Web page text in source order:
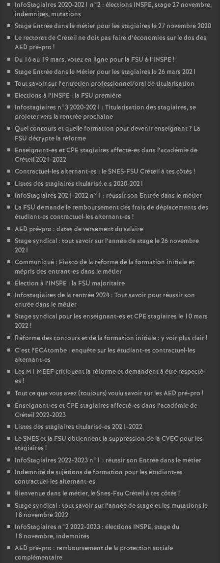
InfoStagiaires 2020-2021 n°2 : élections INSPE, stage 27 novembre,
indemnités, mutations
Stage Entrée dans le métier pour les stagiaires le 27 novembre 2020
Le rectorat de Créteil ne doit pas faire d’économies sur le dos des
AED pré-pro !
Du 16 au 19 mars, votez en ligne pour la FSU à l’INSPE !
Stage Entrée dans le Métier pour les stagiaires le 26 mars 2021
Tout savoir sur l’entretien professionnel/oral de titularisation
Elections à l’INSPE : la FSU première
Infostagiaires n°3 2020-2021 : Titularisation des stagiaires, se
projeter vers la rentrée prochaine
Quel concours et quelle formation pour devenir enseignant? La
FSU décrypte la réforme
Enseignant-es etCPE stagiaires affecté-es dans l’académie de
Créteil 2021-2022
Contractuel-les alternant-es : leSNES-FSU Créteil à tes côtés !
Listes des stagiaires titularisé.e.s 2020-2021
InfoStagiaires 2021-2022 n°1 : réussir son Entrée dans le métier
La FSU demande le remboursement des frais de déplacements des
étudiant-es contractuel-les alternant-es !
AED pré-pro : dates de versement du salaire
Stage syndical : tout savoir sur l’année de stage le 26 novembre
2021
Communiqué : Fiasco de la réforme de la formation initiale et
mépris des entrant-es dans le métier
Élection à l’INSPE : la FSU majoritaire
Infostagiaires de la rentrée 2024 : Tout savoir pour réussir son
entrée dans le métier
Stage syndical pour les enseignant-es etCPE stagiaires le 10 mars
2022!
Réforme des concours et de la formation initiale : y voir plus clair!
C’est l’ECAtombe : enquête sur les étudiant-es contractuel-les
alternant-es
Les M1 MEEFcritiquent la réforme et demandent à être respecté-
es !
Tout ce que vous avez (toujours) voulu savoir sur les AED pré-pro !
Enseignant-es etCPE stagiaires affecté-es dans l’académie de
Créteil 2022-2023
Listes des stagiaires titularisé-es 2021-2022
LeSNESet la FSU obtiennent la suppression de la CVEC pour les
stagiaires !
InfoStagiaires 2022-2023 n°1 : réussir son Entrée dans le métier
Indemnité de sujétions de formation pour les étudiant-es
contractuel-les alternant-es
Bienvenue dans le métier, le Snes-Fsu Créteil à tes côtés !
Stage syndical : tout savoir sur l’année de stage et les mutations le
18 novembre 2022
InfoStagiaires n°2 2022-2023 : élections INSPE, stage du
18 novembre, indemnités
AED pré-pro : remboursement de la protection sociale
complémentaire